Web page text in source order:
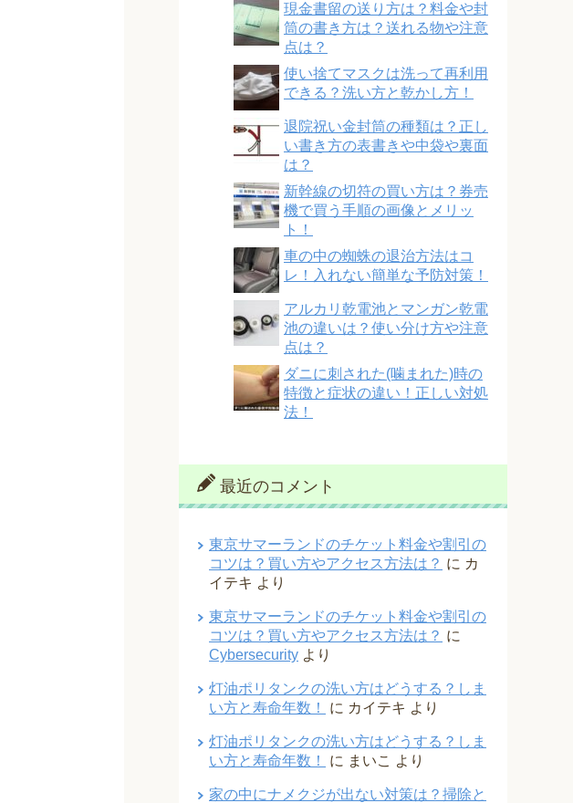
現金書留の送り方は？料金や封
筒の書き方は？送れる物や注意
点は？
使い捨てマスクは洗って再利用
できる？洗い方と乾かし方！
退院祝い金封筒の種類は？正し
い書き方の表書きや中袋や裏面
は？
新幹線の切符の買い方は？券売
機で買う手順の画像とメリッ
ト！
車の中の蜘蛛の退治方法はコ
レ！入れない簡単な予防対策！
アルカリ乾電池とマンガン乾電
池の違いは？使い分け方や注意
点は？
ダニに刺された(噛まれた)時の
特徴と症状の違い！正しい対処
法！
最近のコメント
東京サマーランドのチケット料金や割引の
コツは？買い方やアクセス方法は？ に カ
イテキ より
東京サマーランドのチケット料金や割引の
コツは？買い方やアクセス方法は？ に
Cybersecurity より
灯油ポリタンクの洗い方はどうする？しま
い方と寿命年数！
に カイテキ より
灯油ポリタンクの洗い方はどうする？しま
い方と寿命年数！
に まいこ より
家の中にナメクジが出ない対策は？掃除と